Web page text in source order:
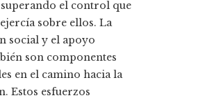
el control que
sobre ellos. La
social y el apoyo
son componentes
en el camino hacia la
Estos esfuerzos